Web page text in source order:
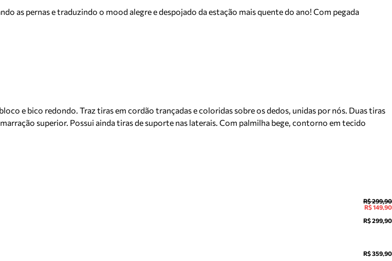
as pernas e traduzindo o mood alegre e despojado da estação mais quente do ano! Com pegada
e bico redondo. Traz tiras em cordão trançadas e coloridas sobre os dedos, unidas por nós. Duas tiras
superior. Possui ainda tiras de suporte nas laterais. Com palmilha bege, contorno em tecido
R$ 299,90
R$ 149,90
R$ 299,90
R$ 359,90